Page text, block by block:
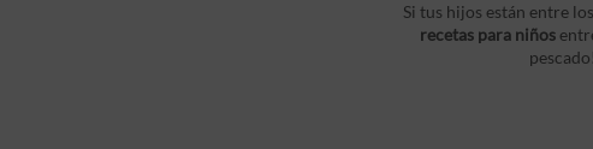
Si tus hijos están entre
recetas para niños